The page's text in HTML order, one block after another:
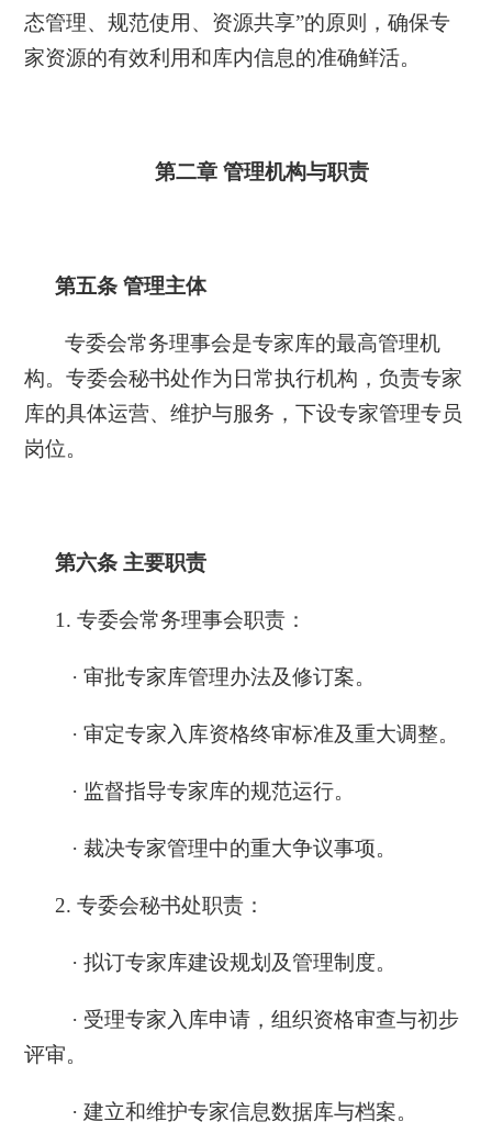
态管理、规范使用、资源共享”的原则，确保专
家资源的有效利用和库内信息的准确鲜活。
第二章 管理机构与职责
第五条 管理主体
专委会常务理事会是专家库的最高管理机
构。专委会秘书处作为日常执行机构，负责专家
库的具体运营、维护与服务，下设专家管理专员
岗位。
第六条 主要职责
1. 专委会常务理事会职责：
· 审批专家库管理办法及修订案。
· 审定专家入库资格终审标准及重大调整。
· 监督指导专家库的规范运行。
· 裁决专家管理中的重大争议事项。
2. 专委会秘书处职责：
· 拟订专家库建设规划及管理制度。
· 受理专家入库申请，组织资格审查与初步
评审。
· 建立和维护专家信息数据库与档案。